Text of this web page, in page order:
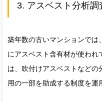
3. アスベスト分析調
築年数の古いマンションでは
にアスベスト含有材が使わ
は、吹付けアスベストなど
用の一部を助成する制度を運